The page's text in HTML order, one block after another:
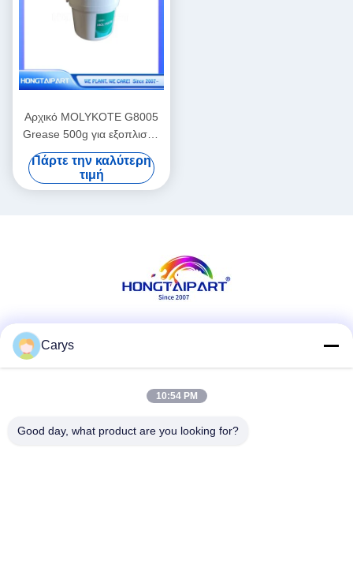
Αρχικό MOLYKOTE G8005
Grease 500g για εξοπλισμό
εκτύπωσης λέιζερ
Πάρτε την καλύτερη
τιμή
Carys
10:54 PM
Good day, what product are you looking for?